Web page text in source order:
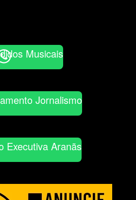
Musicais
Jornalismo
Executiva Aranãs